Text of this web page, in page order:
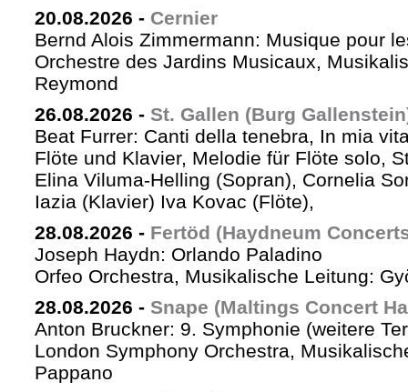
20.08.2026 - Cernier
Bernd Alois Zimmermann: Musique pour
Orchestre des Jardins Musicaux,
Reymond
26.08.2026 - St. Gallen (Burg
Beat Furrer: Canti della tenebra, In mia
Flöte und Klavier, Melodie für Flöte solo,
Elina Viluma-Helling (Sopran), Cornelia
Iazia (Klavier) Iva Kovac (Flöte),
28.08.2026 - Fertöd (Haydneum
Joseph Haydn: Orlando Paladino
Orfeo Orchestra, Musikalische Leitung:
28.08.2026 - Snape (Maltings Concert
Anton Bruckner: 9. Symphonie (weitere
London Symphony Orchestra,
Pappano